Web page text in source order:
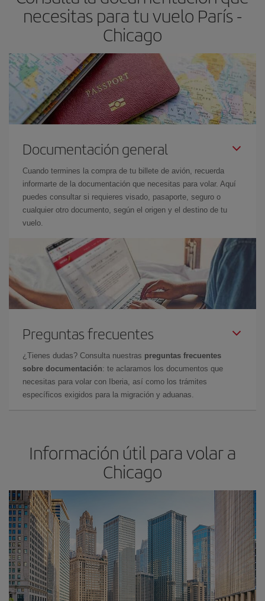
necesitas para tu vuelo París -
Chicago
Documentación general
Cuando termines la compra de tu billete de avión, recuerda
informarte de la documentación que necesitas para volar. Aquí
puedes consultar si requieres visado, pasaporte, seguro o
cualquier otro documento, según el origen y el destino de tu
vuelo.
Preguntas frecuentes
¿Tienes dudas? Consulta nuestras preguntas frecuentes
sobre documentación: te aclaramos los documentos que
necesitas para volar con Iberia, así como los trámites
específicos exigidos para la migración y aduanas.
Información útil para volar a
Chicago